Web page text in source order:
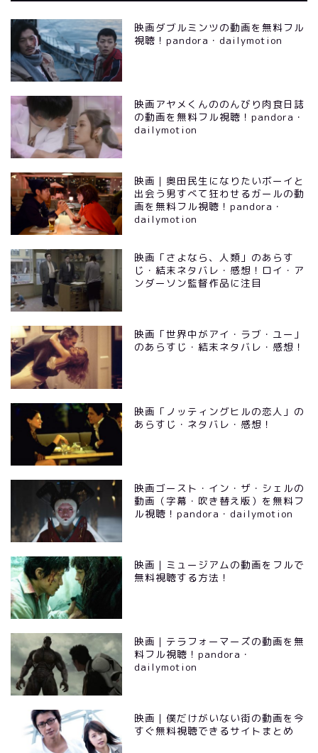
映画ダブルミンツの動画を無料フル
視聴！pandora・dailymotion
映画アヤメくんののんびり肉食日誌
の動画を無料フル視聴！pandora・
dailymotion
映画｜奥田民生になりたいボーイと
出会う男すべて狂わせるガールの動
画を無料フル視聴！pandora・
dailymotion
映画「さよなら、人類」のあらす
じ・結末ネタバレ・感想！ロイ・ア
ンダーソン監督作品に注目
映画「世界中がアイ・ラブ・ユー」
のあらすじ・結末ネタバレ・感想！
映画「ノッティングヒルの恋人」の
あらすじ・ネタバレ・感想！
映画ゴースト・イン・ザ・シェルの
動画（字幕・吹き替え版）を無料フ
ル視聴！pandora・dailymotion
映画｜ミュージアムの動画をフルで
無料視聴する方法！
映画｜テラフォーマーズの動画を無
料フル視聴！pandora・
dailymotion
映画｜僕だけがいない街の動画を今
すぐ無料視聴できるサイトまとめ